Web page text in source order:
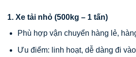
1. Xe tải nhỏ (500kg – 1 tấn)
Phù hợp vận chuyển hàng lẻ,
Ưu điểm: linh hoạt, dễ dàng đi